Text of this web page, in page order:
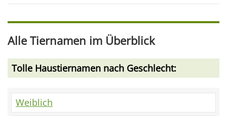
Alle Tiernamen im Überblick
Tolle Haustiernamen nach Geschlecht:
Weiblich